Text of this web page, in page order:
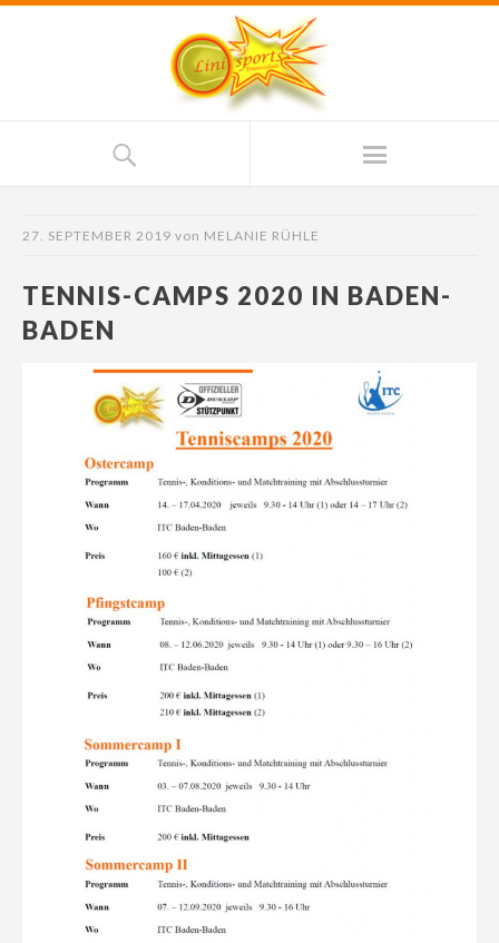
27. SEPTEMBER 2019 von MELANIE RÜHLE
TENNIS-CAMPS 2020 IN BADEN-
BADEN